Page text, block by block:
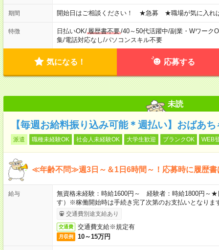
期間 開始日はご相談ください！ ★急募 ★職場が気に入れ
特徴 日払いOK/履歴書不要/40～50代活躍中/副業・Wワーク
集/電話対応なし/パソコンスキル不要
気になる！ 応募する
未読
【毎週お給料振り込み可能＊週払い】おばあ
派遣 職種未経験OK 社会人未経験OK 大学生歓迎 ブランクOK WEB
≪年齢不問≫週3日～＆1日6時間～！応募時に履歴書
給与
無資格未経験：時給1600円～ 経験者：時給1800円～★
す）※稼働開始時は手続き完了次第のお支払いとなりま
交通費別途支給あり
交通費 交通費支給※規定有
月収例 10～15万円